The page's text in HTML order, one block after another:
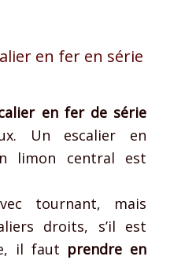
en fer en série
en fer de série
Un escalier en
limon central est
tournant, mais
droits, s’il est
il faut prendre en